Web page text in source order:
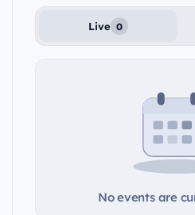
Live 0
No events are